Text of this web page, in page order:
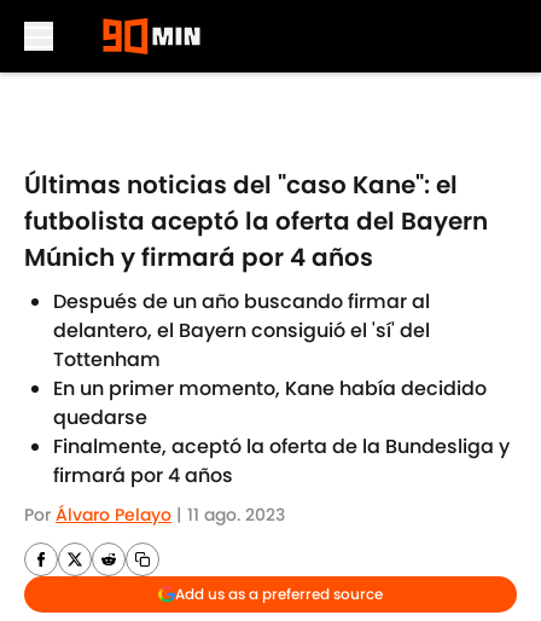
Últimas noticias del "caso Kane": el
futbolista aceptó la oferta del Bayern
Múnich y firmará por 4 años
Después de un año buscando firmar al
delantero, el Bayern consiguió el 'sí' del
Tottenham
En un primer momento, Kane había decidido
quedarse
Finalmente, aceptó la oferta de la Bundesliga y
firmará por 4 años
Por Álvaro Pelayo | 11 ago. 2023
Add us as a preferred source